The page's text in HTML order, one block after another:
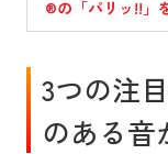
®の「パリッ!!」
3つの注
のある音